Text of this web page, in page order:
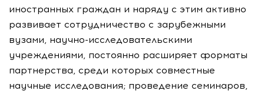
иностранных граждан и наряду с этим активно
развивает сотрудничество с зарубежными
вузами, научно-исследовательскими
учреждениями, постоянно расширяет форматы
партнерства, среди которых совместные
научные исследования; проведение семинаров,